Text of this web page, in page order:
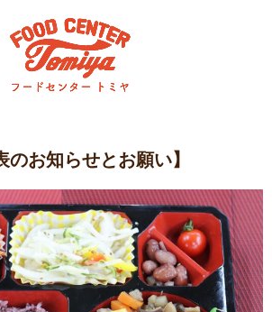
のお知らせとお願い】